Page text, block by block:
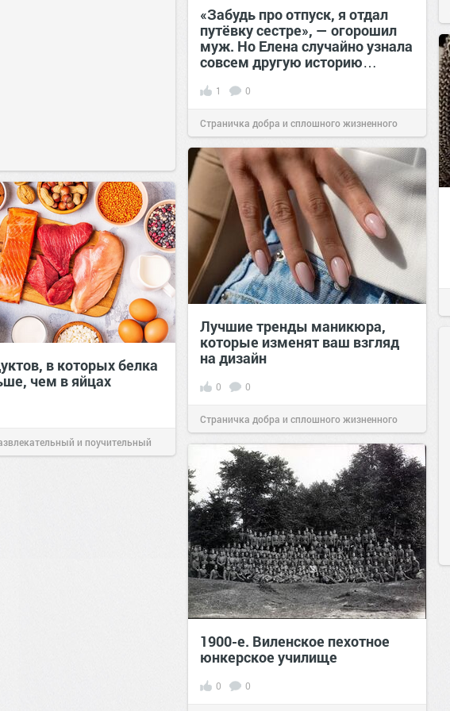
«Забудь про отпуск, я отдал
путёвку сестре», — огорошил
муж. Но Елена случайно узнала
совсем другую историю…
1 0
Страничка добра и сплошного жизненного
позитива!00:28Вчера
Лучшие тренды маникюра,
которые изменят ваш взгляд
на дизайн
0 0
Страничка добра и сплошного жизненного
позитива!00:29Вчера
в которых белка
чем в яйцах
и поучительный
1900-е. Виленское пехотное
юнкерское училище
0 0